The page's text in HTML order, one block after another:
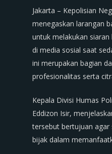
Jakarta – Kepolisian
menegaskan larangan
untuk melakukan
di media sosial saat
ini merupakan bagian
profesionalitas serta
Kepala Divisi Humas
Eddizon Isir,
tersebut bertujuan agar
bijak dalam